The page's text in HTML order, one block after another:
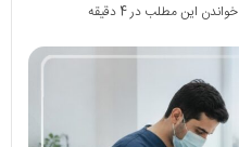
خواندن این مطلب در 4 دقیقه